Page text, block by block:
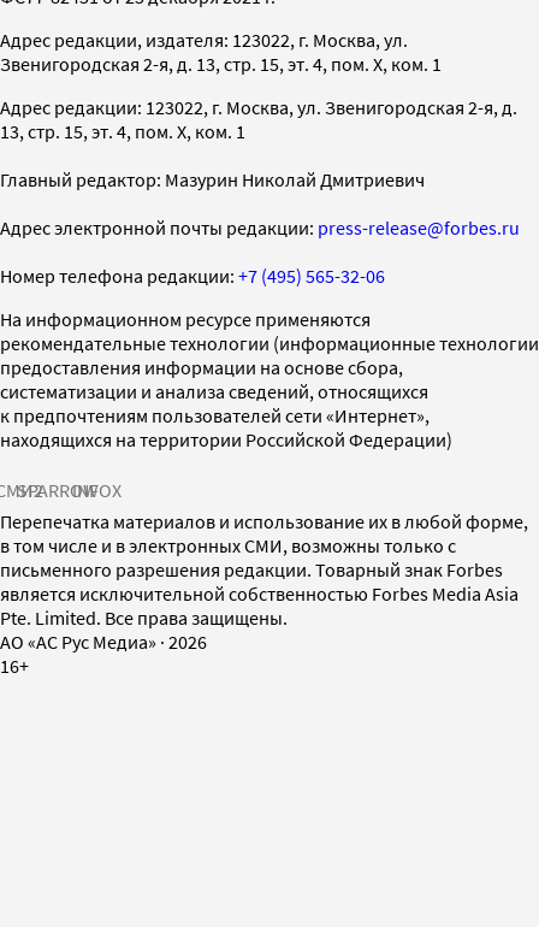
Адрес редакции, издателя: 123022, г. Москва, ул.
Звенигородская 2-я, д. 13, стр. 15, эт. 4, пом. X, ком. 1
Адрес редакции: 123022, г. Москва, ул. Звенигородская 2-я, д.
13, стр. 15, эт. 4, пом. X, ком. 1
Главный редактор: Мазурин Николай Дмитриевич
Адрес электронной почты редакции: press-release@forbes.ru
Номер телефона редакции: +7 (495) 565-32-06
На информационном ресурсе применяются
рекомендательные технологии (информационные технологии
предоставления информации на основе сбора,
систематизации и анализа сведений, относящихся
к предпочтениям пользователей сети «Интернет»,
находящихся на территории Российской Федерации)
SPARROWINFOX
Перепечатка материалов и использование их в любой форме,
в том числе и в электронных СМИ, возможны только с
письменного разрешения редакции. Товарный знак Forbes
является исключительной собственностью Forbes Media Asia
Pte. Limited. Все права защищены.
AO «АС Рус Медиа» · 2026
16+